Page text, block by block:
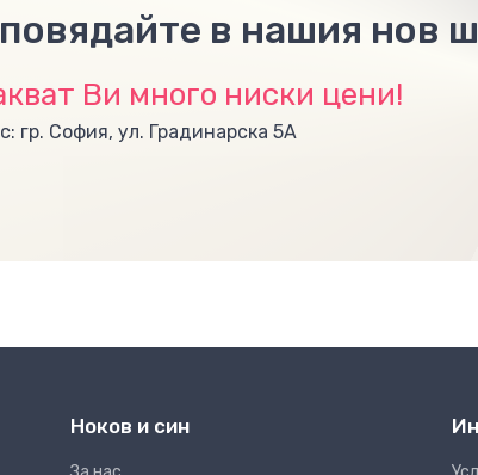
в нашия нов
Ви много ниски цени!
гр. София, ул. Градинарска 5А
Ноков и син